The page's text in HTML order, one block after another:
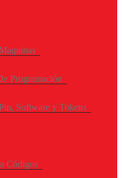
Programación
Software y Tokens
Códigos